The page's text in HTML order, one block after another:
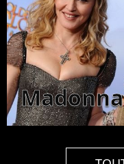
Madonna